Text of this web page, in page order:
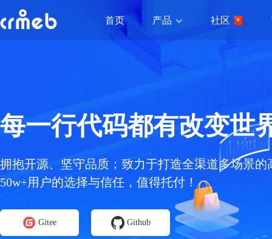
首页 产品 社区
每一行代码都有改变世
拥抱开源、坚守品质；致力于打造全渠道多场景
50w+用户的选择与信任，值得托付！
Gitee Github